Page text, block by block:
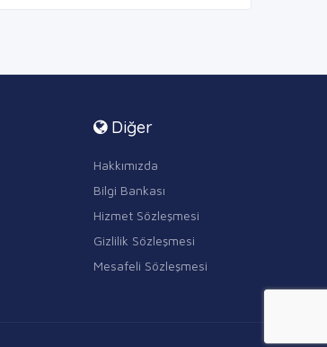
Diğer
Hakkımızda
Bilgi Bankası
Hizmet Sözleşmesi
Gizlilik Sözleşmesi
Mesafeli Sözleşmesi